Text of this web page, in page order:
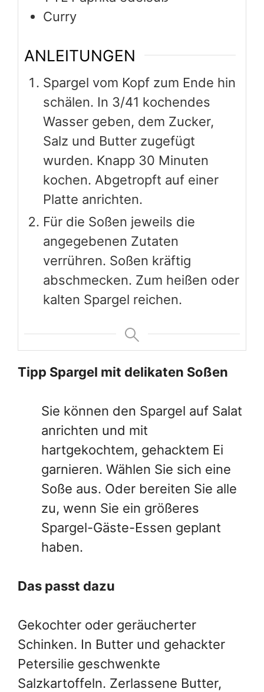
Curry
ANLEITUNGEN
Spargel vom Kopf zum Ende hin
schälen. In 3/41 kochendes
Wasser geben, dem Zucker,
Salz und Butter zugefügt
wurden. Knapp 30 Minuten
kochen. Abgetropft auf einer
Platte anrichten.
Für die Soßen jeweils die
angegebenen Zutaten
verrühren. Soßen kräftig
abschmecken. Zum heißen oder
kalten Spargel reichen.
Tipp Spargel mit delikaten Soßen
Sie können den Spargel auf Salat
anrichten und mit
hartgekochtem, gehacktem Ei
garnieren. Wählen Sie sich eine
Soße aus. Oder bereiten Sie alle
zu, wenn Sie ein größeres
Spargel-Gäste-Essen geplant
haben.
Das passt dazu
Gekochter oder geräucherter
Schinken. In Butter und gehackter
Petersilie geschwenkte
Salzkartoffeln. Zerlassene Butter,